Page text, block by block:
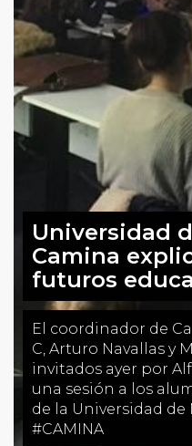
Universidad
Camina
futuros
El coordinador de
C, Arturo Navallas y
invitados ayer por
una sesión a los
de la Universidad de
#CAMINA